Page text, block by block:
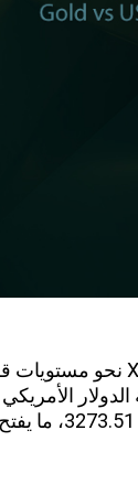
الدولار
النطاق. ويكسر